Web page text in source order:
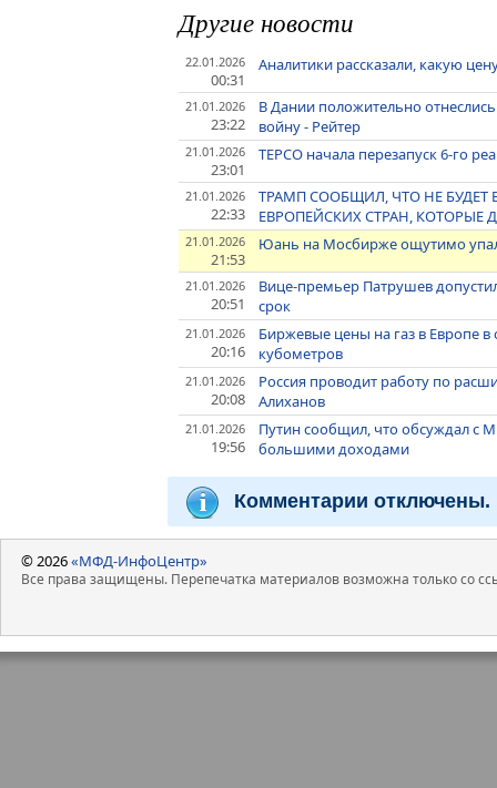
Другие новости
22.01.2026
00:31
Аналитики рассказали, какую
21.01.2026
23:22
В Дании положительно
войну - Рейтер
21.01.2026
23:01
TEPCO начала перезапуск 6-го
21.01.2026
22:33
ТРАМП СООБЩИЛ, ЧТО НЕ
ЕВРОПЕЙСКИХ СТРАН, КОТОРЫЕ
21.01.2026
21:53
Юань на Мосбирже ощутимо
21.01.2026
20:51
Вице-премьер Патрушев
срок
21.01.2026
20:16
Биржевые цены на газ в Европе в
кубометров
21.01.2026
20:08
Россия проводит работу по
Алиханов
21.01.2026
19:56
Путин сообщил, что обсуждал с
большими доходами
Комментарии отключены.
© 2026«МФД-ИнфоЦентр»
Все права защищены. Перепечатка материалов возможна только со